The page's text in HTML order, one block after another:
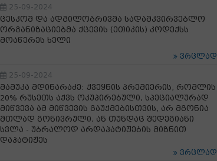
25-09-2024
ცესკომ და ადგილობრივმა სადამკვირვებლო
ორგანიზაციებმა ქცევის (ეთიკის) კოდექსს
მოაწერეს ხელი
ვრცლად
25-09-2024
მამუკა მდინარაძე: ქვეყნის პრემიერის, რომლის
20% რუსეთს აქვს ოკუპირებული, სპეციალურად
მიწვევა ამ მიწვევის გაუქმებისთვის, არ მგონია
მთლად გონივრული, ან თუნდაც შედეგიანი
სვლა - უბრალოდ არდაპატიჟების მიზნით
დაპატიჟეს
ვრცლად